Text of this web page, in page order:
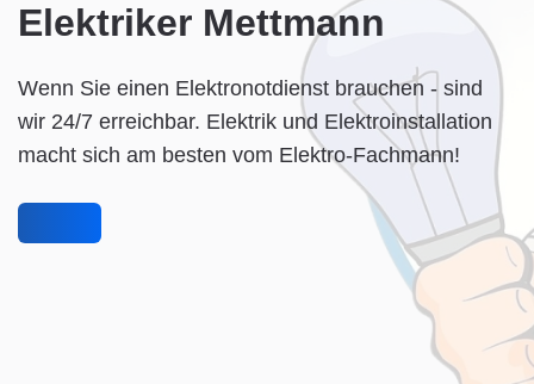
Elektriker Mettmann
Wenn Sie einen Elektronotdienst brauchen - sind
wir 24/7 erreichbar. Elektrik und Elektroinstallation
macht sich am besten vom Elektro-Fachmann!